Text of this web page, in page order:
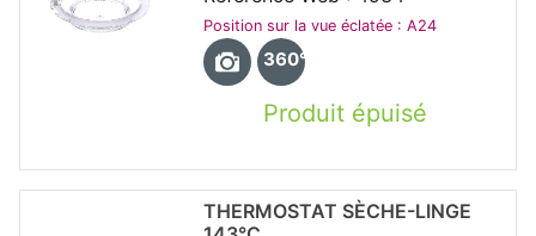
Produit épuisé
Position sur la vue éclatée : A24
360°
THERMOSTAT SÈCHE-LINGE